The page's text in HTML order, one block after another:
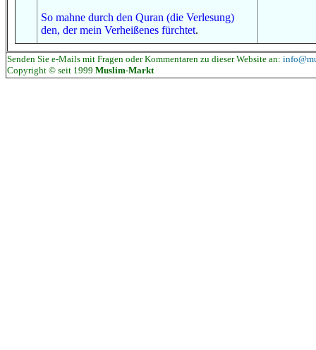
So mahne durch den Quran (die Verlesung)
den, der mein Verheißenes fürchtet.
Senden Sie e-Mails mit Fragen oder Kommentaren zu dieser Website an:
Copyright © seit 1999 Muslim-Markt